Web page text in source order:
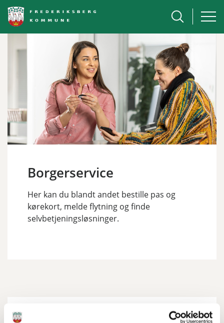
Borgerservice
Her kan du blandt andet bestille pas og
kørekort, melde flytning og finde
selvbetjeningsløsninger.